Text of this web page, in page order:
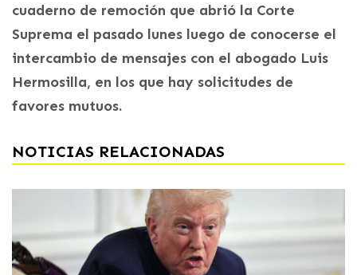
cuaderno de remoción que abrió la Corte
Suprema el pasado lunes luego de conocerse el
intercambio de mensajes con el abogado Luis
Hermosilla, en los que hay solicitudes de
favores mutuos.
NOTICIAS RELACIONADAS